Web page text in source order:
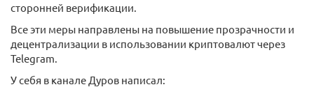
сторонней верификации.
Все эти меры направлены на повышение прозрачности и
децентрализации в использовании криптовалют через
Telegram.
У себя в канале Дуров написал: